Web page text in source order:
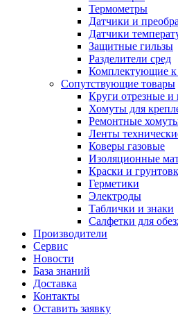
Термометры
Датчики и
Датчики
Защитные гильзы
Разделители сред
Комплектующие
Сопутствующие товары
Круги отрезные
Хомуты для
Ремонтные
Ленты
Коверы газовые
Изоляционные
Краски и
Герметики
Электроды
Таблички и знаки
Салфетки для
Производители
Сервис
Новости
База знаний
Доставка
Контакты
Оставить заявку